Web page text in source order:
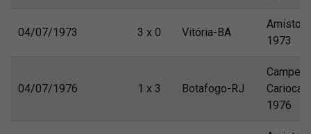
04/07/1973 3 x 0 Vitória-BA
1973
04/07/1976 1 x 3 Botafogo-RJ
Carioca
1976